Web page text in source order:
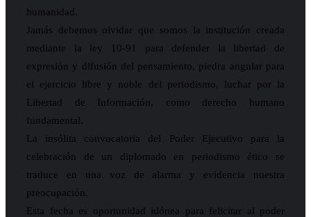
humanidad.
Jamás debemos olvidar que somos la institución creada
mediante la ley 10-91 para defender la libertad de
expresión y difusión del pensamiento, piedra angular para
el ejercicio libre y noble del periodismo, luchar por la
Libertad de Información, como derecho humano
fundamental.
La insólita convocatoria del Poder Ejecutivo para la
celebración de un diplomado en periodismo ético se
traduce en una voz de alarma y evidencia nuestra
preocupación.
Esta fecha es oportunidad idónea para felicitar al poder